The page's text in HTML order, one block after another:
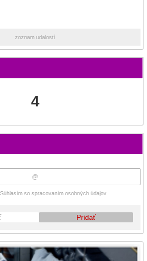
zoznam udalostí
4
Súhlasím so spracovaním osobných údajov
Pridať